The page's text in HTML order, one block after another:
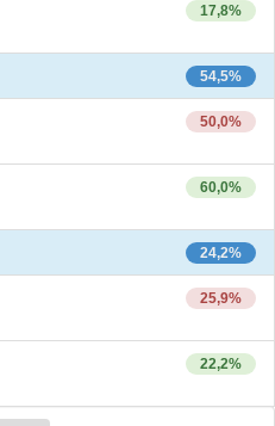
17,8%
54,5%
50,0%
60,0%
24,2%
25,9%
22,2%